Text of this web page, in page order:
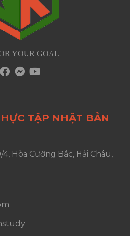
YOUR GOAL
TẬP NHẬT BẢN
Hòa Cường Bắc, Hải Châu,